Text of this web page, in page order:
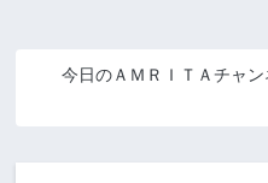
今日のＡＭＲＩＴＡチャ